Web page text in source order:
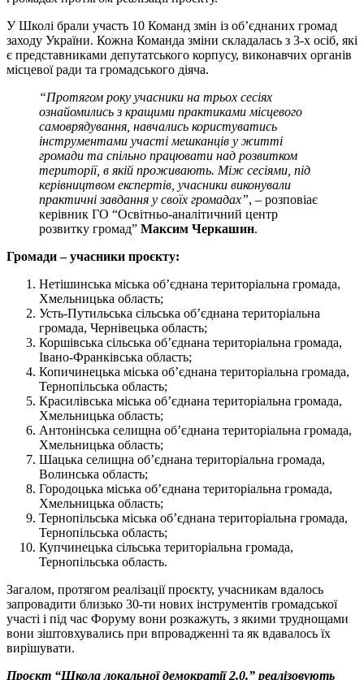
У Школі брали участь 10 Команд змін із об’єднаних громад
заходу України. Кожна Команда зміни складалась з 3-х осіб, які
є представниками депутатського корпусу, виконавчих органів
місцевої ради та громадського діяча.
“Протягом року учасники на трьох сесіях
ознайомились з кращими практиками місцевого
самоврядування, навчались користуватись
інструментами участі мешканців у житті
громади та спільно працювати над розвитком
території, в якій проживають. Між сесіями, під
керівництвом експертів, учасники виконували
практичні завдання у своїх громадах”, – розповіає
керівник ГО “Освітньо-аналітичний центр
розвитку громад” Максим Черкашин.
Громади – учасники проєкту:
Нетішинська міська об’єднана територіальна громада,
Хмельницька область;
Усть-Путильська сільська об’єднана територіальна
громада, Чернівецька область;
Коршівська сільська об’єднана територіальна громада,
Івано-Франківська область;
Копичинецька міська об’єднана територіальна громада,
Тернопільська область;
Красилівська міська об’єднана територіальна громада,
Хмельницька область;
Антонінська селищна об’єднана територіальна громада,
Хмельницька область;
Шацька селищна об’єднана територіальна громада,
Волинська область;
Городоцька міська об’єднана територіальна громада,
Хмельницька область;
Тернопільська міська об’єднана територіальна громада,
Тернопільська область;
Купчинецька сільська територіальна громада,
Тернопільська область.
Загалом, протягом реалізації проєкту, учасникам вдалось
запровадити близько 30-ти нових інструментів громадської
участі і під час Форуму вони розкажуть, з якими труднощами
вони зіштовхувались при впровадженні та як вдавалось їх
вирішувати.
Проєкт “Школа локальної демократії 2.0.” реалізовують